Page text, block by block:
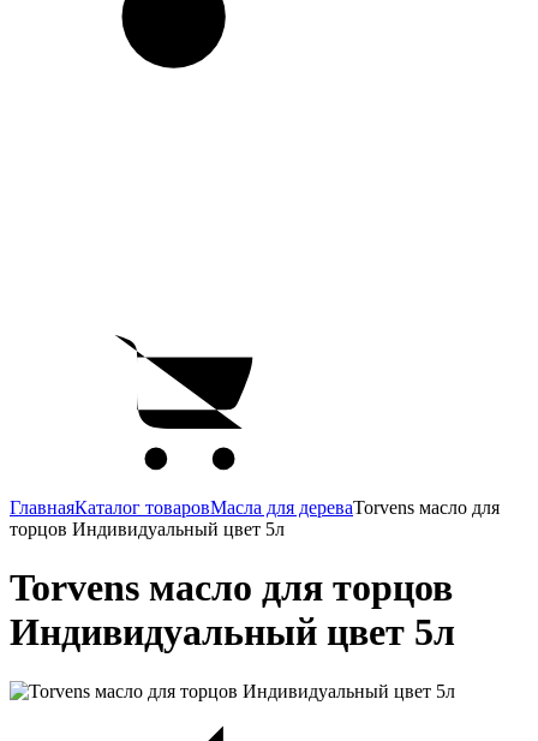
ГлавнаяКаталог товаровМасла для дереваTorvens масло для
торцов Индивидуальный цвет 5л
Torvens масло для торцов
Индивидуальный цвет 5л